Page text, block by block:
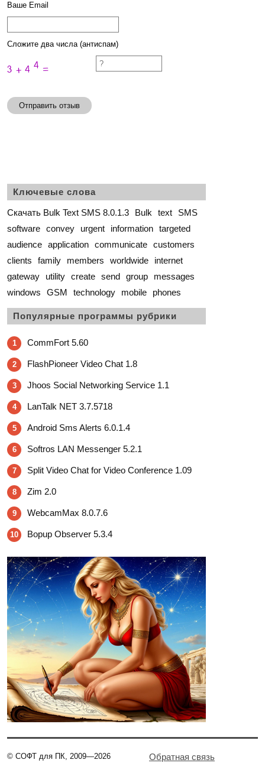
Ваше Email
Сложите два числа (антиспам)
Отправить отзыв
Ключевые слова
Скачать Bulk Text SMS 8.0.1.3 Bulk text
SMS
software convey urgent information targeted
audience application communicate customers
clients
family members worldwide
internet
gateway
utility create send group
messages
windows
GSM technology mobile phones
Популярные программы рубрики
1 CommFort 5.60
2 FlashPioneer Video Chat 1.8
3 Jhoos Social Networking Service 1.1
4 LanTalk NET 3.7.5718
5 Android Sms Alerts 6.0.1.4
6 Softros LAN Messenger 5.2.1
7 Split Video Chat for Video Conference 1.09
8 Zim 2.0
9 WebcamMax 8.0.7.6
10 Bopup Observer 5.3.4
© СОФТ для ПК, 2009—2026 Обратная связь